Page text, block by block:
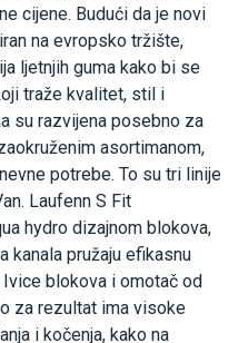
cijene. Budući da je novi
na evropsko tržište,
ljetnjih guma kako bi se
traže kvalitet, stil i
su razvijena posebno za
asortimanom,
potrebe. To su tri linije
Laufenn S Fit
hydro dizajnom blokova,
kanala pružaju efikasnu
blokova i omotač od
za rezultat ima visoke
i kočenja, kako na